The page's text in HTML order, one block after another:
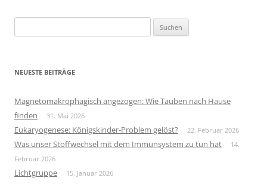
nach:
NEUESTE BEITRÄGE
Magnetomakrophagisch angezogen: Wie Tauben nach Hause
finden
31. Mai 2026
Eukaryogenese: Königskinder-Problem gelöst? 22. Februar 2026
Was unser Stoffwechsel mit dem Immunsystem zu tun hat
14.
Februar 2026
Lichtgruppe 15. Januar 2026